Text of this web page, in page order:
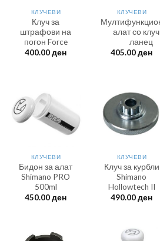
КЛУЧЕВИ
Клуч за
штрафови на
погон Force
400.00ден
КЛУЧЕВИ
алат со
ланец
405.00ден
КЛУЧЕВИ
Бидон за алат
Shimano PRO
500ml
450.00ден
КЛУЧЕВИ
Клуч за курбли
Shimano
Hollowtech II
490.00ден